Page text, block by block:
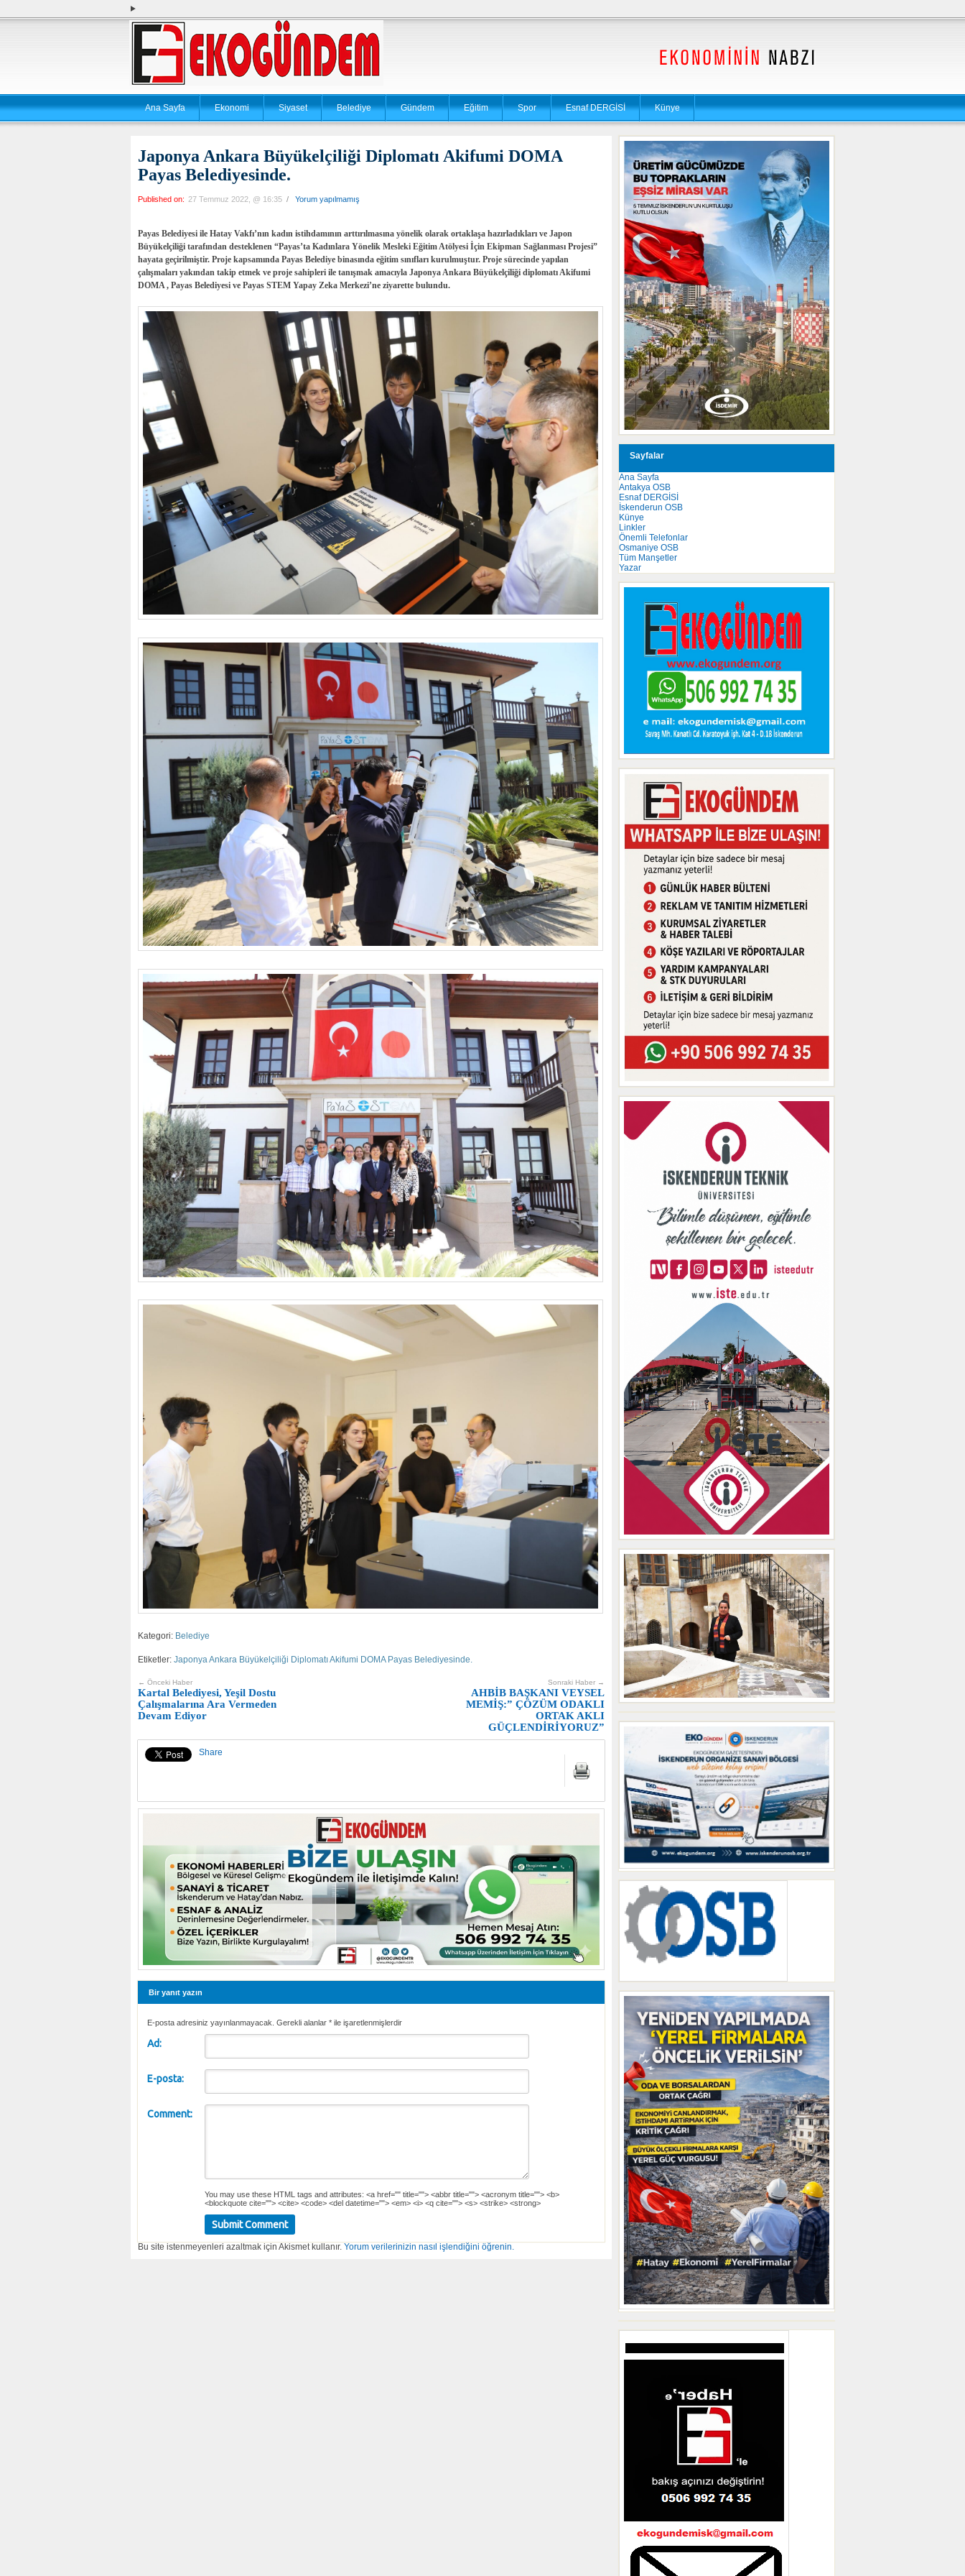
Ana Sayfa Ekonomi Siyaset Belediye Gündem Eğitim Spor Esnaf DERGİSİ Künye
Japonya Ankara Büyükelçiliği Diplomatı Akifumi DOMA
Payas Belediyesinde.
Published on: 27 Temmuz 2022, @ 16:35 / Yorum yapılmamış
Payas Belediyesi ile Hatay Vakfı’nın kadın istihdamının arttırılmasına yönelik olarak ortaklaşa hazırladıkları ve Japon
Büyükelçiliği tarafından desteklenen “Payas’ta Kadınlara Yönelik Mesleki Eğitim Atölyesi İçin Ekipman Sağlanması Projesi”
hayata geçirilmiştir. Proje kapsamında Payas Belediye binasında eğitim sınıfları kurulmuştur. Proje sürecinde yapılan
çalışmaları yakından takip etmek ve proje sahipleri ile tanışmak amacıyla Japonya Ankara Büyükelçiliği diplomatı Akifumi
DOMA , Payas Belediyesi ve Payas STEM Yapay Zeka Merkezi’ne ziyarette bulundu.
Kategori: Belediye
Etiketler: Japonya Ankara Büyükelçiliği Diplomatı Akifumi DOMA Payas Belediyesinde.
Sonraki Haber →
AHBİB BAŞKANI VEYSEL
MEMİŞ:” ÇÖZÜM ODAKLI
ORTAK AKLI
GÜÇLENDİRİYORUZ”
← Önceki Haber
Kartal Belediyesi, Yeşil Dostu
Çalışmalarına Ara Vermeden
Devam Ediyor
Share
Bir yanıt yazın
E-posta adresiniz yayınlanmayacak. Gerekli alanlar * ile işaretlenmişlerdir
Ad:
E-posta:
Comment:
You may use these HTML tags and attributes: <a href="" title=""> <abbr title=""> <acronym title=""> <b>
<blockquote cite=""> <cite> <code> <del datetime=""> <em> <i> <q cite=""> <s> <strike> <strong>
Bu site istenmeyenleri azaltmak için Akismet kullanır. Yorum verilerinizin nasıl işlendiğini öğrenin.
Sayfalar
Ana Sayfa
Antakya OSB
Esnaf DERGİSİ
İskenderun OSB
Künye
Linkler
Önemli Telefonlar
Osmaniye OSB
Tüm Manşetler
Yazar